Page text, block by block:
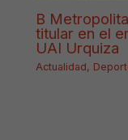
B
titular en el
UAI Urquiza
Actualidad,